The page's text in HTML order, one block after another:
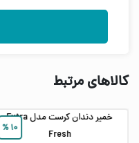
کالاهای مرتبط
۱۰%
خمیر دندان کرست مدل Extra
Fresh